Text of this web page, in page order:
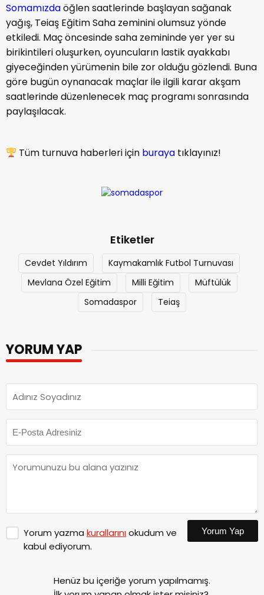
Somamızdaöğlen saatlerinde başlayan sağanak
yağış, Teiaş Eğitim Saha zeminini olumsuz yönde
etkiledi. Maç öncesinde saha zemininde yer yer su
birikintileri oluşurken, oyuncuların lastik ayakkabı
giyeceğinden yürümenin bile zor olduğu gözlendi. Buna
göre bugün oynanacak maçlar ile ilgili karar akşam
saatlerinde düzenlenecek maç programı sonrasında
paylaşılacak.
Tüm turnuva haberleri için buraya tıklayınız!
Etiketler
Cevdet Yıldırım
Kaymakamlık Futbol Turnuvası
Mevlana Özel Eğitim
Milli Eğitim
Müftülük
Somadaspor
Teiaş
YORUM YAP
Yorum yazma kurallarınıokudum ve
kabul ediyorum.
Yorum Yap
Henüz bu içeriğe yorum yapılmamış.